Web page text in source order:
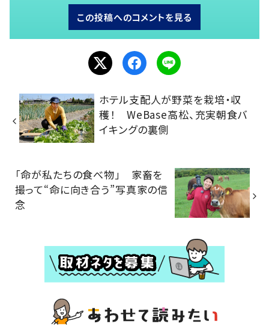
この投稿へのコメントを見る
ホテル支配人が野菜を栽培・収
穫！ WeBase高松、充実朝食バ
イキングの裏側
「命が私たちの食べ物」 家畜を
撮って“命に向き合う”写真家の信
念